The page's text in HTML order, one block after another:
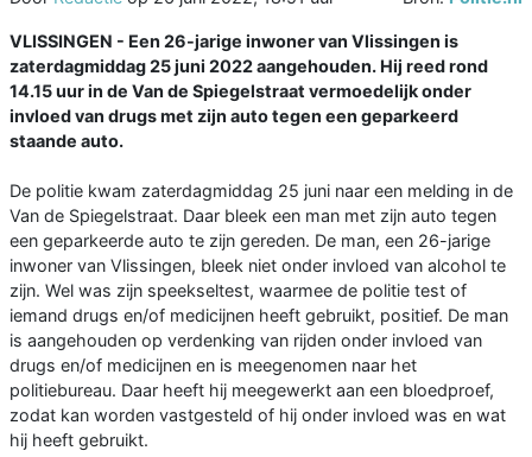
VLISSINGEN - Een 26-jarige inwoner van Vlissingen is
zaterdagmiddag 25 juni 2022 aangehouden. Hij reed rond
14.15 uur in de Van de Spiegelstraat vermoedelijk onder
invloed van drugs met zijn auto tegen een geparkeerd
staande auto.
De politie kwam zaterdagmiddag 25 juni naar een melding in de
Van de Spiegelstraat. Daar bleek een man met zijn auto tegen
een geparkeerde auto te zijn gereden. De man, een 26-jarige
inwoner van Vlissingen, bleek niet onder invloed van alcohol te
zijn. Wel was zijn speekseltest, waarmee de politie test of
iemand drugs en/of medicijnen heeft gebruikt, positief. De man
is aangehouden op verdenking van rijden onder invloed van
drugs en/of medicijnen en is meegenomen naar het
politiebureau. Daar heeft hij meegewerkt aan een bloedproef,
zodat kan worden vastgesteld of hij onder invloed was en wat
hij heeft gebruikt.